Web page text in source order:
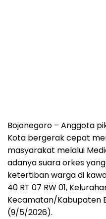
Bojonegoro – Anggota
Kota bergerak cepat
masyarakat melalui
adanya suara orkes
ketertiban warga di
40 RT 07 RW 01,
Kecamatan/Kabupaten
(9/5/2026).